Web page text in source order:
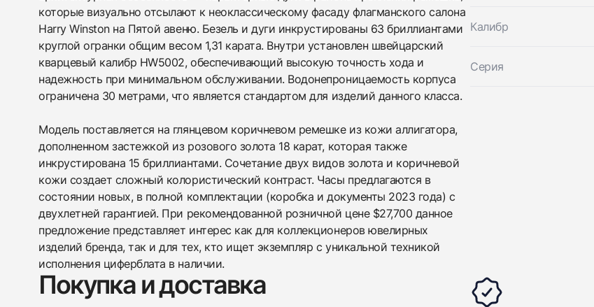
которые визуально отсылают к неоклассическому фасаду флагманского салона
Harry Winston на Пятой авеню. Безель и дуги инкрустированы 63 бриллиантами
круглой огранки общим весом 1,31 карата. Внутри установлен швейцарский
кварцевый калибр HW5002, обеспечивающий высокую точность хода и
надежность при минимальном обслуживании. Водонепроницаемость корпуса
ограничена 30 метрами, что является стандартом для изделий данного класса.
Модель поставляется на глянцевом коричневом ремешке из кожи аллигатора,
дополненном застежкой из розового золота 18 карат, которая также
инкрустирована 15 бриллиантами. Сочетание двух видов золота и коричневой
кожи создает сложный колористический контраст. Часы предлагаются в
состоянии новых, в полной комплектации (коробка и документы 2023 года) с
двухлетней гарантией. При рекомендованной розничной цене $27,700 данное
предложение представляет интерес как для коллекционеров ювелирных
изделий бренда, так и для тех, кто ищет экземпляр с уникальной техникой
исполнения циферблата в наличии.
Калибр
Серия
Покупка и доставка
Отправить заявку
Приложите фото ваших часов…
Отправить заявку